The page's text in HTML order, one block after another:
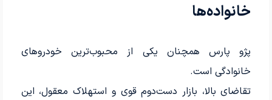
خانواده‌ها
پژو پارس همچنان یکی از محبوب‌ترین خودروهای
خانوادگی است.
تقاضای بالا، بازار دست‌دوم قوی و استهلاک معقول، این